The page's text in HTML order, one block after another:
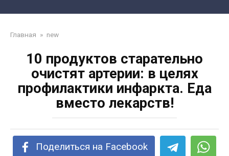
Главная » new
10 продуктов старательно
очистят артерии: в целях
профилактики инфаркта. Еда
вместо лекарств!
Поделиться на Facebook